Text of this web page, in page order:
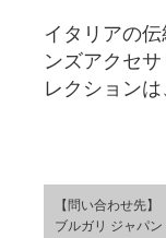
イタリアの
ンズアクセ
レクション
【問い合わせ先】
ブルガリ ジャパン